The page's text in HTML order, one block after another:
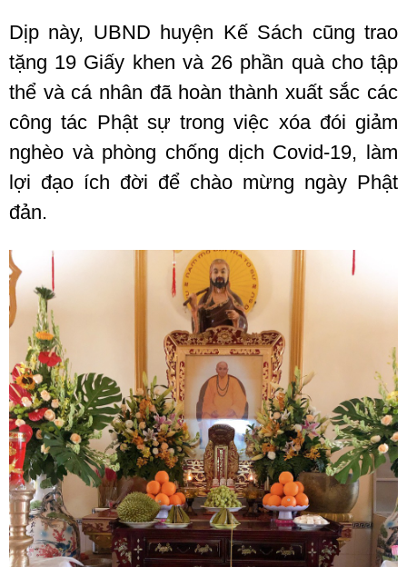
Dịp này, UBND huyện Kế Sách cũng trao
tặng 19 Giấy khen và 26 phần quà cho tập
thể và cá nhân đã hoàn thành xuất sắc các
công tác Phật sự trong việc xóa đói giảm
nghèo và phòng chống dịch Covid-19, làm
lợi đạo ích đời để chào mừng ngày Phật
đản.